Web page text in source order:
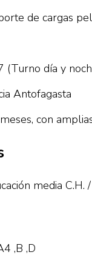
de cargas
día y
Antofagasta
con
media C.H.
,B ,D